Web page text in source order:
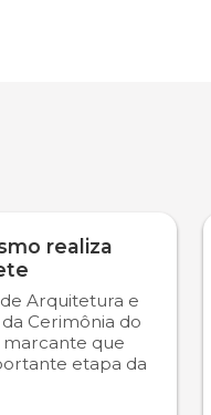
realiza
Arquitetura e
Cerimônia do
que
etapa da